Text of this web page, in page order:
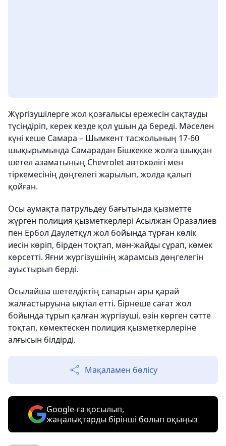
Жүргізушілерге жол қозғалысы ережесін сақтауды
түсіндіріп, керек кезде қол ұшын да береді. Мәселен
күні кеше Самара – Шымкент тасжолының 17-60
шықырымында Самарадан Бішкекке жолға шыққан
шетел азаматының Chevrolet автокөлігі мен
тіркемесінің дөңгелегі жарылып, жолда қалып
қойған.
Осы аумақта патрульдеу бағытында қызметте
жүрген полиция қызметкерлері Асылжан Оразалиев
пен Ербол Даулетқұл жол бойында тұрған көлік
иесін көріп, бірден тоқтап, мән-жайды сұрап, көмек
көрсетті. Яғни жүргізушінің жарамсыз дөңгелегін
ауыстырып берді.
Осылайша шетелдіктің сапарын ары қарай
жалғастыруына ықпал етті. Бірнеше сағат жол
бойында тұрып қалған жүргізуші, өзін көрген сәтте
тоқтап, көмектескен полиция қызметкерлеріне
алғысын білдірді.
Мақаламен бөлісу
Google-ға қосылып,
жаңалықтарды бірінші болып оқыңыз